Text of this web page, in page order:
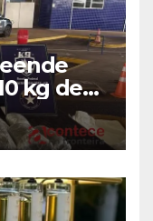
kg de